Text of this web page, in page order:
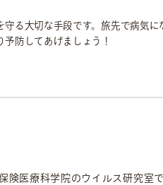
る大切な手段です。旅先で病気
防してあげましょう！
医療科学院のウイルス研究室